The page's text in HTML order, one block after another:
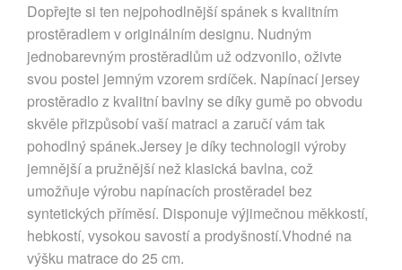
Dopřejte si ten nejpohodlnější spánek s kvalitním
prostěradlem v originálním designu. Nudným
jednobarevným prostěradlům už odzvonilo, oživte
svou postel jemným vzorem srdíček. Napínací jersey
prostěradlo z kvalitní bavlny se díky gumě po obvodu
skvěle přizpůsobí vaší matraci a zaručí vám tak
pohodlný spánek.Jersey je díky technologii výroby
jemnější a pružnější než klasická bavlna, což
umožňuje výrobu napínacích prostěradel bez
syntetických příměsí. Disponuje výjimečnou měkkostí,
hebkostí, vysokou savostí a prodyšností.Vhodné na
výšku matrace do 25 cm.